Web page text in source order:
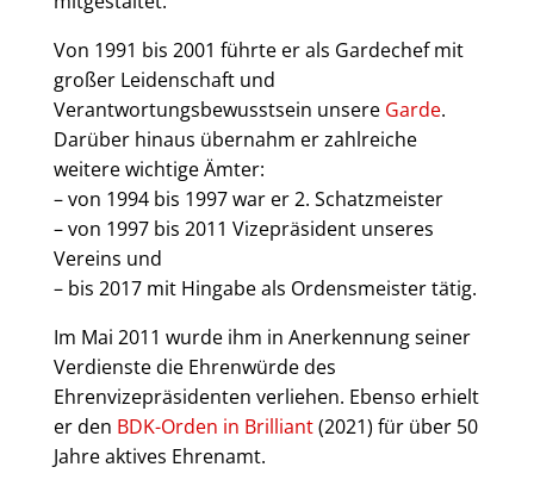
Von 1991 bis 2001 führte er als Gardechef mit
großer Leidenschaft und
Verantwortungsbewusstsein unsere Garde.
Darüber hinaus übernahm er zahlreiche
weitere wichtige Ämter:
– von 1994 bis 1997 war er 2. Schatzmeister
– von 1997 bis 2011 Vizepräsident unseres
Vereins und
– bis 2017 mit Hingabe als Ordensmeister tätig.
Im Mai 2011 wurde ihm in Anerkennung seiner
Verdienste die Ehrenwürde des
Ehrenvizepräsidenten verliehen. Ebenso erhielt
er den BDK-Orden in Brilliant(2021) für über 50
Jahre aktives Ehrenamt.